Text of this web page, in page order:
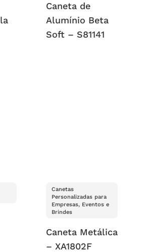
Caneta de
Alumínio Beta
Soft – S81141
Canetas
Personalizadas para
Empresas, Eventos e
Brindes
Caneta Metálica
– XA1802F